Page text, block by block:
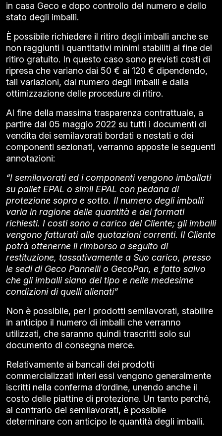
in casa Geco e dopo controllo del numero e dello
stato degli imballi.
È possibile richiedere il ritiro degli imballi anche se
non raggiunti i quantitativi minimi stabiliti al fine del
ritiro gratuito. In questo caso sono previsti costi di
ripresa che variano dai 50 € ai 120 € dipendendo,
tali variazioni, dal numero degli imballi e dalla
ottimizzazione delle procedure di ritiro.
Al fine della massima trasparenza contrattuale, a
partire dal 05 maggio 2022 su tutti i documenti di
vendita dei semilavorati bordati e nestati e dei
componenti sezionati, verranno apposte le seguenti
annotazioni:
“I semilavorati ed i componenti vengono imballati
su pallet EPAL o simil EPAL con pedana di
protezione sopra e sotto. Il numero degli imballi
varia in ragione delle quantità e dei formati
richiesti. I costi sono a carico del Cliente; gli imballi
vengono fatturati alle quotazioni correnti. Il Cliente
potrà ottenerne il rimborso a seguito di
restituzione, tassativamente a Suo carico, presso
le sedi di Geco Pannelli o GecoPan, e fatto salvo
che gli imballi siano del tipo e nelle medesime
condizioni di quelli alienati”
Non è possibile, per i prodotti semilavorati, stabilire
in anticipo il numero di imballi che verranno
utilizzati, che saranno quindi trascritti solo sul
documento di consegna merce.
Relativamente ai bancali dei prodotti
commercializzati interi essi vengono generalmente
iscritti nella conferma d’ordine, unendo anche il
costo delle piattine di protezione. Un tanto perché,
al contrario dei semilavorati, è possibile
determinare con anticipo le quantità degli imballi.